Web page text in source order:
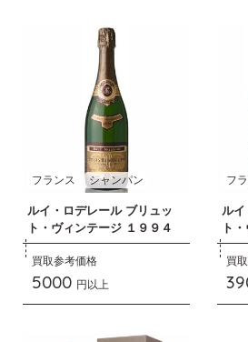
フランス シャンパン
ルイ・ロデレール ブリュッ
ト・ヴィンテージ １９９４
買取参考価格
5000 円以上
フ
ル
ト
買